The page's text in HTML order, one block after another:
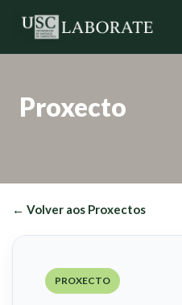
Saltar
Proxecto
← Volver aos Proxectos
PROXECTO